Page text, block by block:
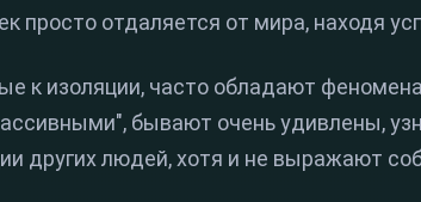
просто отдаляется от мира, находя
к изоляции, часто обладают
бывают очень удивлены,
других людей, хотя и не выражают